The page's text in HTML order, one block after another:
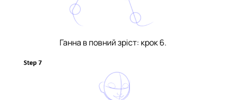
Ганна в повний зріст: крок 6.